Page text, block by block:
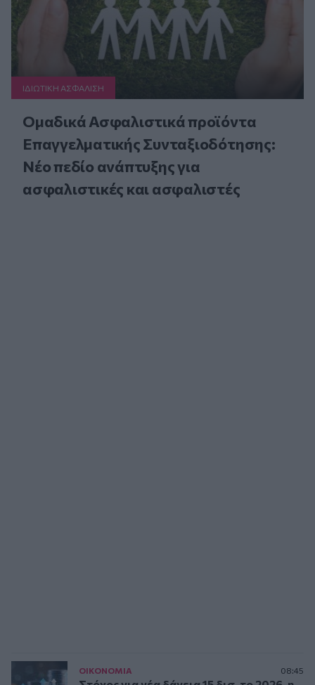
ΙΔΙΩΤΙΚΗ ΑΣΦAΛΙΣΗ
Ομαδικά Ασφαλιστικά προϊόντα
Επαγγελματικής Συνταξιοδότησης:
Νέο πεδίο ανάπτυξης για
ασφαλιστικές και ασφαλιστές
ΟΙΚΟΝΟΜΙΑ 08:45